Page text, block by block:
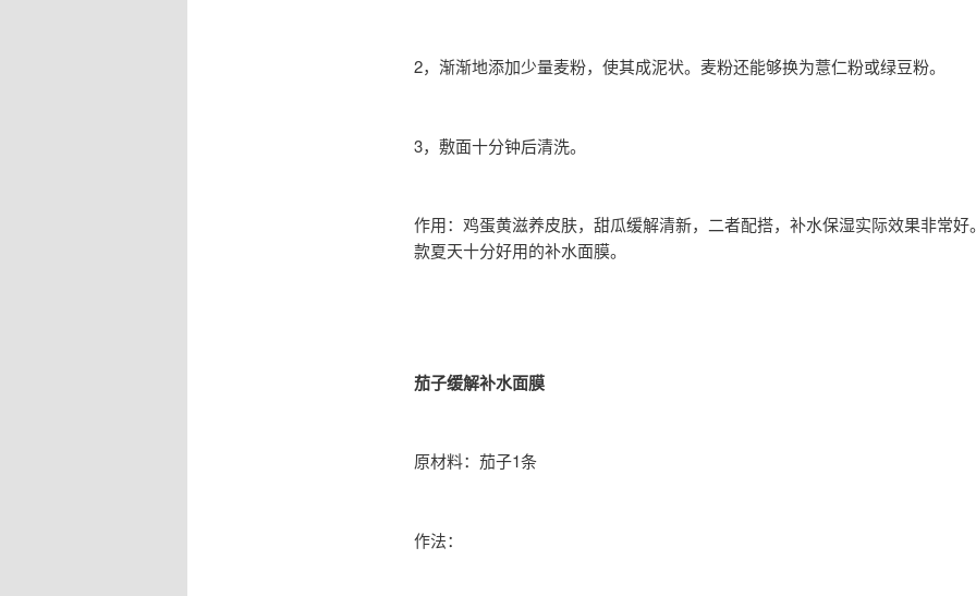
2，渐渐地添加少量麦粉，使其成泥状。麦粉还能够换为薏仁粉或绿豆粉。
3，敷面十分钟后清洗。
作用：鸡蛋黄滋养皮肤，甜瓜缓解清新，二者配搭，补水保湿实际效果非常好
款夏天十分好用的补水面膜。
茄子缓解补水面膜
原材料：茄子1条
作法：